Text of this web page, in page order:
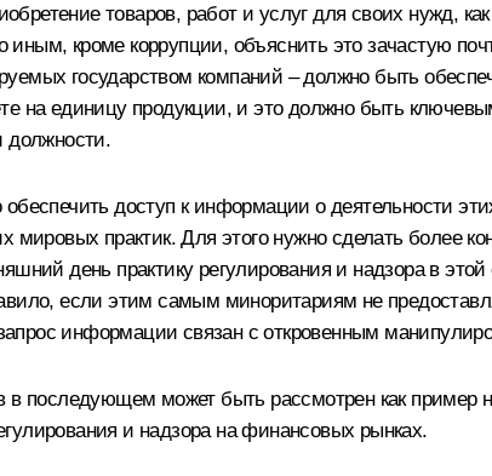
товаров, работ и услуг для своих нужд,
кроме коррупции, объяснить это зачастую
государством компаний – должно быть
на единицу продукции, и это должно быть
должности.
доступ к информации о деятельности
практик. Для этого нужно сделать более
день практику регулирования и надзора в
если этим самым миноритариям не
запрос информации связан с откровенным
последующем может быть рассмотрен как пример
и надзора на финансовых рынках.